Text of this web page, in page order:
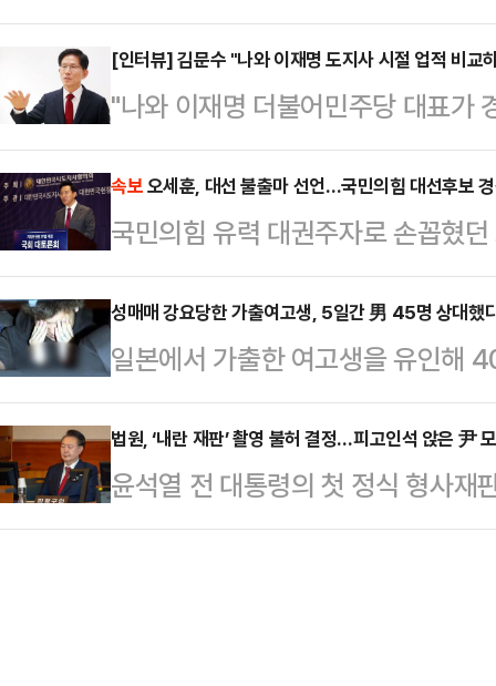
선언했다.오세훈 시장은 12일 오전
긴급 기자회견에서 "정치인에게 추
때는 멈추는 용기도 필요하다"며 "
상화를 위해 백의종군으로 마중물
선언한 오 시장은 자신과 비전을 함
해서 역할을 하겠다고 말했다.오 시
나의 역할이 사라진다고…
[인터뷰] 김문수 "나와 이재명 도지사 시절 업적 비교
"나와 이재명 더불어민주당 대표가
(제 경쟁력이) 분명하게 보일 겁니
내려놓고 대선 출사표를 던졌다. 여
확장성에 한계가 있다'는 의구심이
탄핵에 대한 반대 입장 고수 등으로
다. 대중은 김 전 장관이 대선 본선
수 있을지 주의깊게 들여다보고 있
시절 이뤄낸…
속보오세훈, 대선 불출마 선언…국민의힘 대선후보
국민의힘 유력 대권주자로 손꼽혔
불출마를 선언했다. 국민의힘 대선
12일 오전 11시 서울 여의도 국민
서 "미약하게나마 내 한몸 비켜드
다"며 "이번 대선에 출마하지 않겠
마중물 역할을 하겠다"고 밝혔다.
성매매 강요당한 가출여고생, 5일간 男 45명 상대했
일본에서 가출한 여고생을 유인해
대 남성 3명이 체포됐다.지난 9일
부 경찰이 여고생을 성매매를 시킨
(22), 니야마 슌토(21)를 매춘 방지
난해 7월 소셜미디어(SNS)를 통해
법원, ‘내란 재판’ 촬영 불허 결정…피고인석 앉은 尹
윤석열 전 대통령의 첫 정식 형사재
다.12일 MBC에 따르면 서울중앙